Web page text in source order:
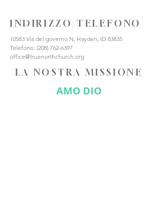
INDIRIZZO/TELEFONO
10583 Via del governo N, Hayden, ID 83835
Telefono: (208) 762-6397
office@truenorthchurch.org
LA NOSTRA MISSIONE
AMO DIO